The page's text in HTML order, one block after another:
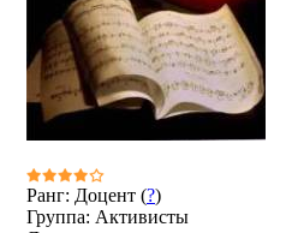
Ранг: Доцент (?)
Группа: Активисты